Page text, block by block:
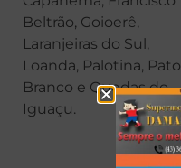
Beltrão, Goioerê,
Laranjeiras do Sul,
Loanda, Palotina, Pato
Branco e Quedas do
Iguaçu.